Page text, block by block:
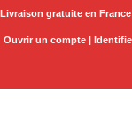
Aller
Livraison gratuite en
Ouvrir un compte |